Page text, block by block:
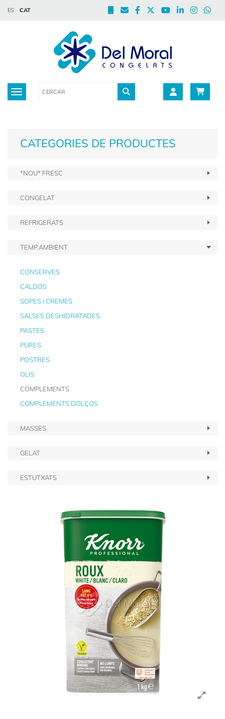
ES CAT
Toggle navigation
CATEGORIES DE PRODUCTES
*NOU* FRESC
CONGELAT
REFRIGERATS
TEMP.AMBIENT
CONSERVES
CALDOS
SOPES i CREMES
SALSES DESHIDRATADES
PASTES
PURES
POSTRES
OLIS
COMPLEMENTS
COMPLEMENTS DOLÇOS
MASSES
GELAT
ESTUTXATS